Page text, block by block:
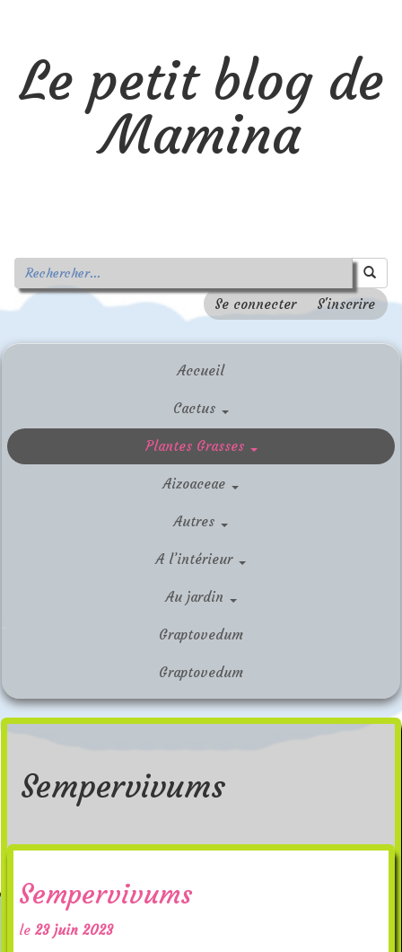
Le petit blog de
Mamina
Se connecter S'inscrire
Accueil
Cactus
Plantes Grasses
Aizoaceae
Autres
A l’intérieur
Au jardin
Graptovedum
Graptovedum
Sempervivums
Sempervivums
le 23 juin 2023